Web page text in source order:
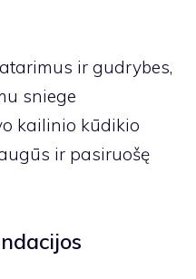
ir gudrybes,
sniege
kailinio kūdikio
ir pasiruošę